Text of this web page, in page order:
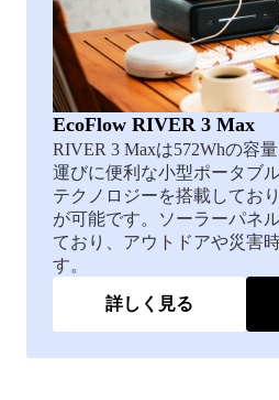
EcoFlow RIVER 3 Max
RIVER 3 Maxは572Whの容
運びに便利な小型ポータブ
テクノロジーを搭載してお
が可能です。ソーラーパネ
ており、アウトドアや災害
す。
詳しく見る